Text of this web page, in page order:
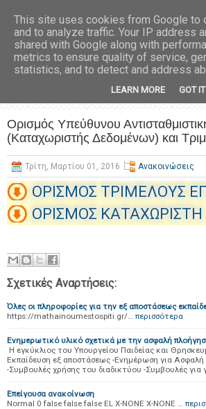
Ορισμός Υπεύθυνου
(Καταχωριστής Δεδομένων) και
Τρίτη, Μαρτίου 01, 2016 Ανακοινώσεις
ΟΡΙΣΜΟΣ ΤΡΙΜΕΛΟΥΣ
ΟΡΙΣΜΟΣ ΚΑΤΑΧΩΡΙΣΤΗ
Σχετικές Αναρτήσεις:
Όλες οι πληροφορίες για την εξ αποστάσεως
https://mathainoumestospiti.gr/… περισσότερα
Ενημερωτικό υλικό σχετικά με την ασφαλή
Η εγκύκλιος του Υπουργείου Παιδείας και
Εκπαίδευση εξ αποστάσεως -Ενημέρωση για
-Συμβουλές χρήσης του διαδικτύου -Συμβουλές για
Επείγουσα ανακοίνωση
Normal 0 false false false EL X-NONE X-NONE …
This site uses cookies from Google to
and to analyze traffic. Your IP address
shared with Google along with
metrics to ensure quality of service,
statistics, and to detect and address
LEARN MORE GOT IT